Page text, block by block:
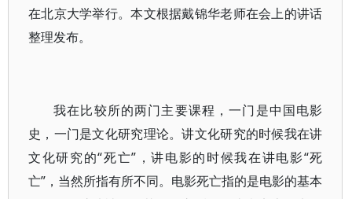
在北京大学举行。本文根据戴锦华老师在会上的讲话
整理发布。
我在比较所的两门主要课程，一门是中国电影
史，一门是文化研究理论。讲文化研究的时候我在讲
文化研究的“死亡”，讲电影的时候我在讲电影“死
亡”，当然所指有所不同。电影死亡指的是电影的基本